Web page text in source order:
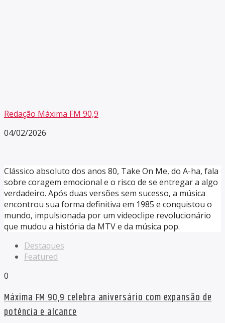
Redação Máxima FM 90,9
04/02/2026
Clássico absoluto dos anos 80, Take On Me, do A-ha, fala
sobre coragem emocional e o risco de se entregar a algo
verdadeiro. Após duas versões sem sucesso, a música
encontrou sua forma definitiva em 1985 e conquistou o
mundo, impulsionada por um videoclipe revolucionário
que mudou a história da MTV e da música pop.
Destaques
Featured
0
Máxima FM 90,9 celebra aniversário com expansão de
potência e alcance